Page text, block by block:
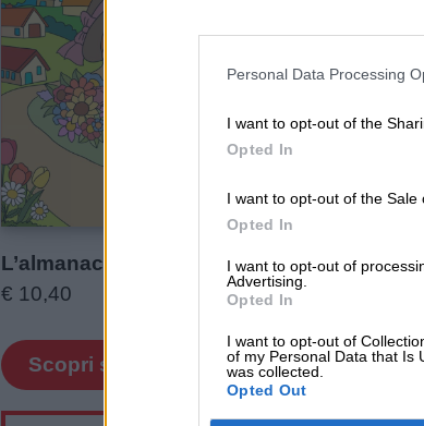
Personal Data Processing
I want to opt-out of the
Opted In
I want to opt-out of the Sale
Opted In
I want to opt-out of
Advertising.
Opted In
I want to opt-out of
of my Personal Data that Is
was collected.
Opted Out
L’almanacco del cuore
€ 10,40
Scopri su Amazon
Il